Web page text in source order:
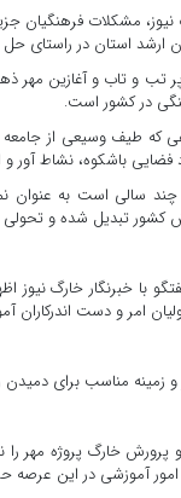
مشکلات فرهنگیان
ارشد استان در
تب و تاب و آغازین مهر
در کشور است.
که طیف وسیعی از جامعه
فضایی باشکوه، نشاط آور
چند سالی است به عنوان
کشور تبدیل شده و
با خبرنگار خارگ
امر و دست
مناسب برای دمیدن روح امید،
خارگ پروژه مهر را
امور آموزشی در این